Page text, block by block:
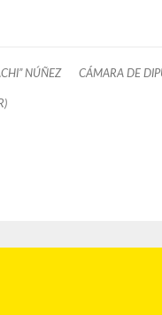
NÚÑEZ CÁMARA DE